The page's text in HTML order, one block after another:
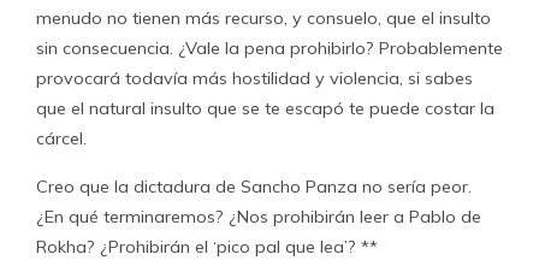
menudo no tienen más recurso, y consuelo, que el insulto
sin consecuencia. ¿Vale la pena prohibirlo? Probablemente
provocará todavía más hostilidad y violencia, si sabes
que el natural insulto que se te escapó te puede costar la
cárcel.
Creo que la dictadura de Sancho Panza no sería peor.
¿En qué terminaremos? ¿Nos prohibirán leer a Pablo de
Rokha? ¿Prohibirán el ‘pico pal que lea’? **